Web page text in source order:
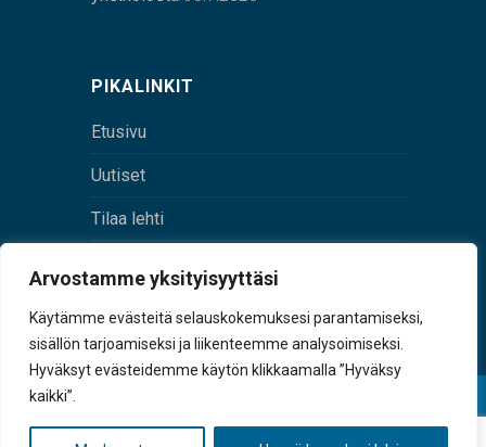
Arvostamme yksityisyyttäsi
Käytämme evästeitä selauskokemuksesi parantamiseksi,
sisällön tarjoamiseksi ja liikenteemme analysoimiseksi.
Hyväksyt evästeidemme käytön klikkaamalla ”Hyväksy
kaikki”.
PIKALINKIT
Etusivu
Uutiset
Tilaa lehti
tunnus 0167229-8